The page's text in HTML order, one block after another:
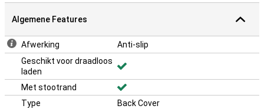
Algemene Features
Afwerking
Anti-slip
Geschikt voor draadloos
laden
Met stootrand
Type
Back Cover